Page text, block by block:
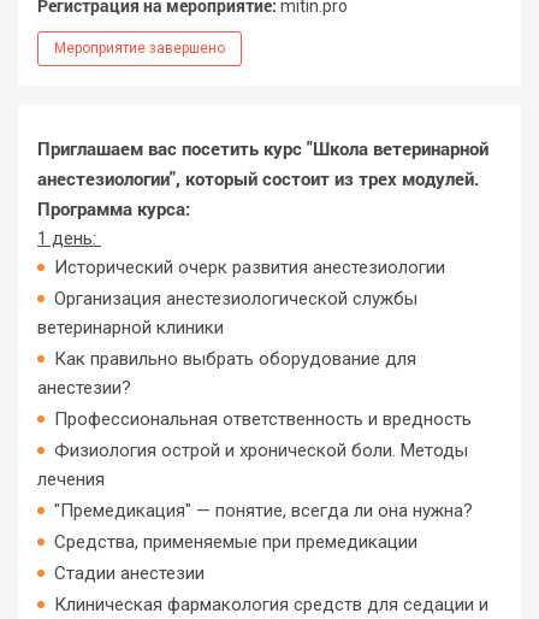
Регистрация на мероприятие: mitin.pro
Мероприятие завершено
Приглашаем вас посетить курс "Школа ветеринарной
анестезиологии", который состоит из трех модулей.
Программа курса:
1 день:
Исторический очерк развития анестезиологии
Организация анестезиологической службы
ветеринарной клиники
Как правильно выбрать оборудование для
анестезии?
Профессиональная ответственность и вредность
Физиология острой и хронической боли. Методы
лечения
"Премедикация" — понятие, всегда ли она нужна?
Средства, применяемые при премедикации
Стадии анестезии
Клиническая фармакология средств для седации и